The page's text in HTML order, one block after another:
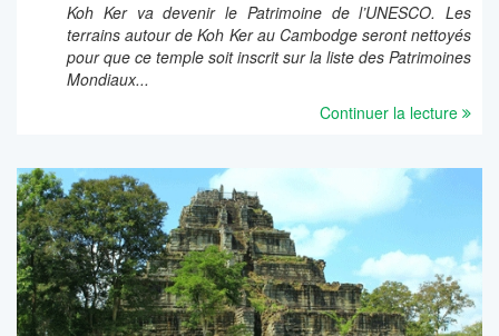
Koh Ker va devenir le Patrimoine de l’UNESCO. Les
terrains autour de Koh Ker au Cambodge seront nettoyés
pour que ce temple soit inscrit sur la liste des Patrimoines
Mondiaux...
Continuer la lecture